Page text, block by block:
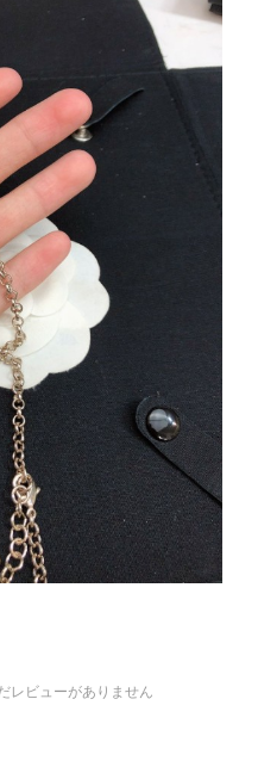
レビューがありません